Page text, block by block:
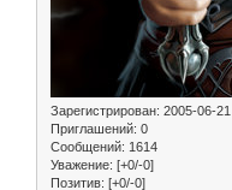
Зарегистрирован: 2005-06-21
Приглашений: 0
Сообщений: 1614
Уважение: [+0/-0]
Позитив: [+0/-0]